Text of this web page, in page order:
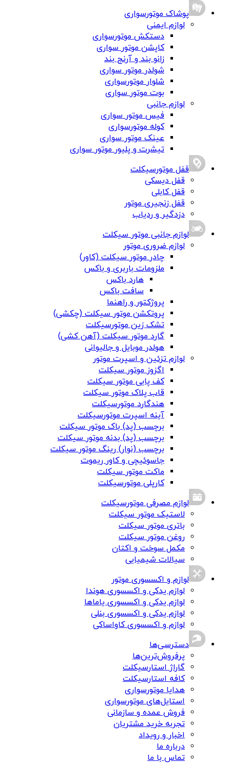
پوشاک موتورسواری
لوازم ایمنی
دستکش موتورسواری
کاپشن موتور سواری
زانو بند و آرنج بند
شولدر موتور سواری
شلوار موتورسواری
بوت موتور سواری
لوازم جانبی
فیس موتور سواری
کوله موتورسواری
عینک موتور سواری
تیشرت و پلیور موتور سواری
قفل موتورسیکلت
قفل دیسکی
قفل کابلی
قفل زنجیری موتور
دزدگیر و ردیاب
لوازم جانبی موتور سیکلت
لوازم ضروری موتور
چادر موتور سیکلت (کاور)
ملزومات باربری و باکس
هارد باکس
سافت باکس
پروژکتور و راهنما
پروتکشن موتور سیکلت (چکشی)
تشک زین موتورسیکلت
گارد موتور سیکلت (آهن کشی)
هولدر موبایل و جالیوانی
لوازم تزئین و اسپرت موتور
اگزوز موتور سیکلت
کف پایی موتور سیکلت
قاب پلاک موتور سیکلت
هندگارد موتورسیکلت
آینه اسپرت موتورسیکلت
برچسب (پد) باک موتور سیکلت
برچسب (پد) بدنه موتور سیکلت
برچسب (نوار) رینگ موتور سیکلت
جاسوئیچی و کاور ریموت
ماکت موتور سیکلت
کارپلی موتورسیکلت
لوازم مصرفی موتورسیکلت
لاستیک موتور سیکلت
باتری موتور سیکلت
روغن موتور سیکلت
مکمل سوخت و اکتان
سیالات شیمیایی
لوازم و اکسسوری موتور
لوازم یدکی و اکسسوری هوندا
لوازم یدکی و اکسسوری یاماها
لوازم یدکی و اکسسوری بنلی
لوازم و اکسسوری کاواساکی
دسترسی‌ها
پرفروش‌ترین‌ها
گاراژ استارسیکلت
کافه استارسیکلت
هدایا موتورسواری
استایل‌های موتورسواری
فروش عمده و سازمانی
تجربه خرید مشتریان
اخبار و رویداد
درباره ما
تماس با ما